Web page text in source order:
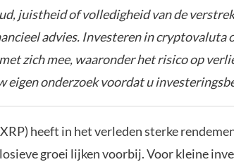
juistheid of volledigheid van de
advies. Investeren in cryptovaluta
zich mee, waaronder het risico op
eigen onderzoek voordat u
heeft in het verleden sterke
groei lijken voorbij. Voor kleine